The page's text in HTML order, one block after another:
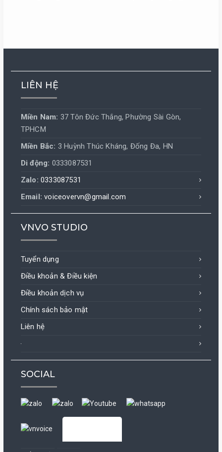
LIÊN HỆ
Miền Nam: 37 Tôn Đức Thắng, Phường Sài Gòn,
TPHCM
Miền Bắc: 3 Huỳnh Thúc Kháng, Đống Đa, HN
Di động: 0333087531
Zalo: 0333087531
Email: voiceovervn@gmail.com
VNVO STUDIO
Tuyển dụng
Điều khoản & Điều kiện
Điều khoản dịch vụ
Chính sách bảo mật
Liên hệ
SOCIAL